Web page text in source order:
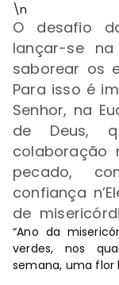
\n
O desafio
lançar-se
saborear os
Para isso é
Senhor, na
de Deus,
colaboração
pecado,
confiança
de
“Ano da
verdes, nos
semana, uma flor